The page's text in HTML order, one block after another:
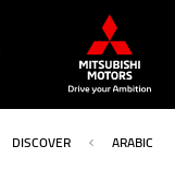
ARABIC
DISCOVER